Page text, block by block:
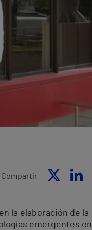
Compartir
la elaboración de la
emergentes en